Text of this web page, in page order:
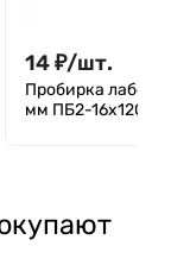
14₽/шт.
Пробирка
мм ПБ2-16х120 мм